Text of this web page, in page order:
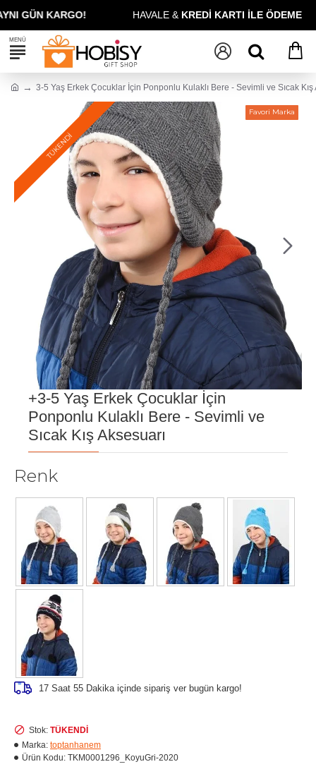
GARANTİSİ! KREDİ KARTINAPEŞİN 12 TAKSİT
3-5 Yaş Erkek Çocuklar İçin Ponponlu Kulaklı Bere - Sevimli ve Sıcak Kış
Favori Marka
TÜKENDİ
+3-5 Yaş Erkek Çocuklar İçin
Ponponlu Kulaklı Bere - Sevimli ve
Sıcak Kış Aksesuarı
Renk
17 Saat 55 Dakika içinde sipariş ver bugün kargo!
Stok: TÜKENDİ
Marka: toptanhanem
Ürün Kodu: TKM0001296_KoyuGri-2020